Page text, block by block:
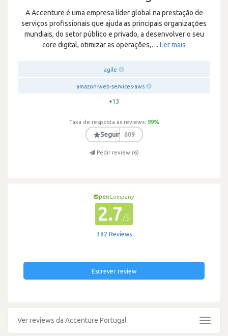
A Accenture é uma empresa líder global na prestação de
serviços profissionais que ajuda as principais organizações
mundiais, do setor público e privado, a desenvolver o seu
core digital, otimizar as operações,… Ler mais
agile
amazon-web-services-aws
+13
Taxa de resposta às reviews: 99%
★Seguir 609
Pedir review (6)
penCompany
2.7/5
382 Reviews
Escrever review
Ver reviews da Accenture Portugal
Toggle